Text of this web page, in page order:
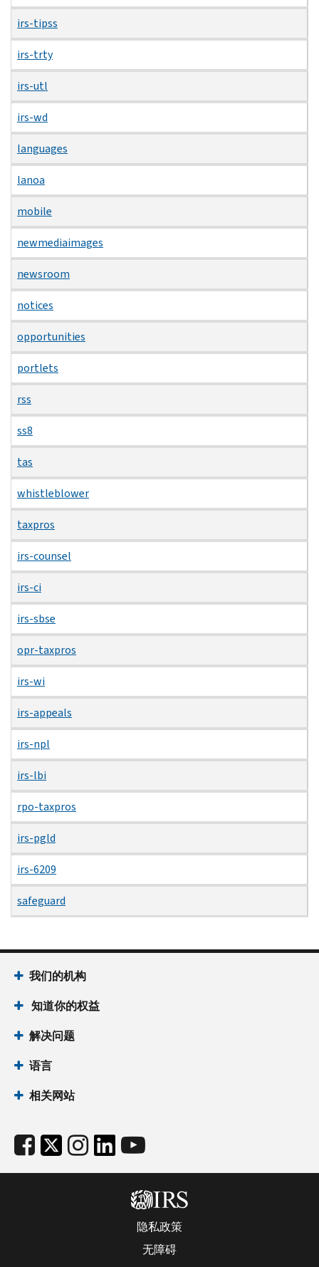
irs-tipss
irs-trty
irs-utl
irs-wd
languages
lanoa
mobile
newmediaimages
newsroom
notices
opportunities
portlets
rss
ss8
tas
whistleblower
taxpros
irs-counsel
irs-ci
irs-sbse
opr-taxpros
irs-wi
irs-appeals
irs-npl
irs-lbi
rpo-taxpros
irs-pgld
irs-6209
safeguard
我们的机构
知道你的权益
解决问题
语言
相关网站
隐私政策
无障碍